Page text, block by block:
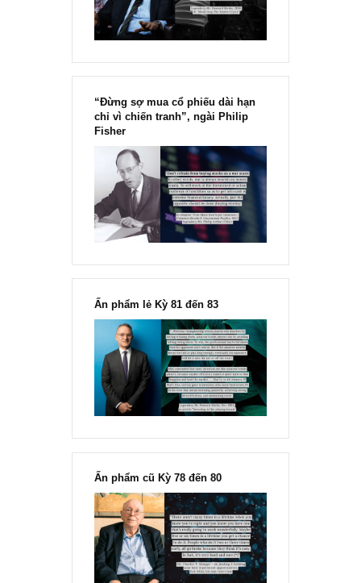
Chu kỳ trong thái độ của đám
đông đối với rủi ro, Ngài Howard
Marks
chỉ vì chiến tranh”, ngài Philip
Fisher
Ấn phẩm lẻ Kỳ 81 đến 83